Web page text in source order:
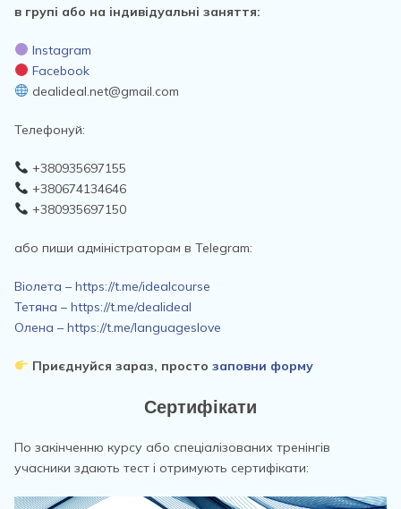
в групі або на індивідуальні заняття:
Instagram
Facebook
dealideal.net@gmail.com
Телефонуй:
+380935697155
+380674134646
+380935697150
або пиши адміністраторам в Telegram:
Віолета – https://t.me/idealcourse
Тетяна – https://t.me/dealideal
Олена – https://t.me/languageslove
Приєднуйся зараз, просто заповни форму
Сертифікати
По закінченню курсу або спеціалізованих тренінгів
учасники здають тест і отримують сертифікати: